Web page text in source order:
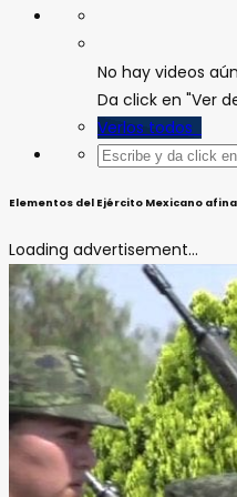
No hay videos aún
Da click en "Ver
Verlos todos
Elementos del Ejército Mexicano
Loading advertisement...